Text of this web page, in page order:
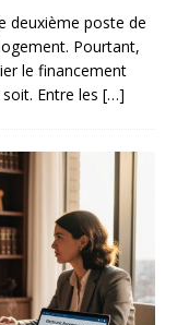
deuxième poste de
Pourtant,
le financement
Entre les […]